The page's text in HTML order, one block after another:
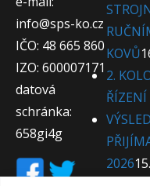
info@sps-ko.cz
IČO: 48 665 860
IZO: 600007171
datová
schránka:
658gi4g
KOVŮ
2.
2026